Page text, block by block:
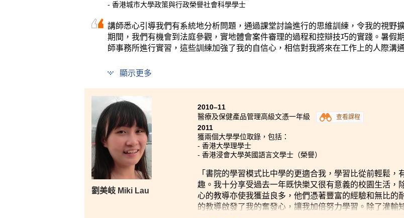
- 香港城市大學政策與行政榮譽社會科學學士
講師悉心引導我們有系統地分析問題，通過課堂討論進行的思維訓練，令我的視野
期間，我們有機會到法庭參觀，實地體會案件審理的過程和控辯技巧的實踐。暑假
師事務所進行實習，這些訓練加強了我的自信心，相信對我將來在工作上的人際溝
顯示更多
劉美岐 Miki Lau
2010–11
醫療及保健產品管理高級文憑一年級
查看課程
2011
獲兩個大學學位取錄，包括：
- 香港大學理學士
- 香港浸會大學英國語言文學士（榮譽）
「書院的學習模式比中學的更適合我，學習比從前輕鬆
趣。我十分享受過去一年既快樂又很有意義的校園生活
心的教導亦使我獲益良多，他們憑著豐富的經驗和無比
的教導啟發了我的奮發心，讓我加倍努力學習。除了灌